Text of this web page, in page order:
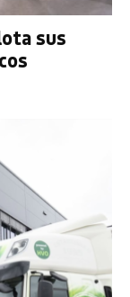
sus